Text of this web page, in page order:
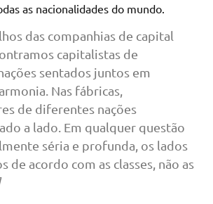
as nacionalidades do mundo.
das companhias de capital
capitalistas de
sentados juntos em
Nas fábricas,
de diferentes nações
a lado. Em qualquer questão
séria e profunda, os lados
de acordo com as classes, não as